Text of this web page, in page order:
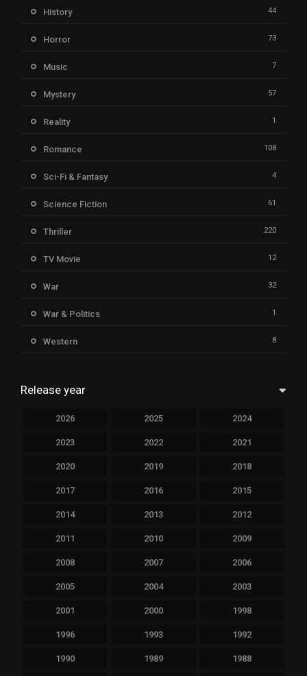
History 44
Horror 73
Music 7
Mystery 57
Reality 1
Romance 108
Sci-Fi & Fantasy 4
Science Fiction 61
Thriller 220
TV Movie 12
War 32
War & Politics 1
Western 8
Release year
2026 2025 2024
2023 2022 2021
2020 2019 2018
2017 2016 2015
2014 2013 2012
2011 2010 2009
2008 2007 2006
2005 2004 2003
2001 2000 1998
1996 1993 1992
1990 1989 1988